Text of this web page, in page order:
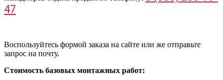
47
Воспользуйтесь формой заказа на сайте или же отправьте
запрос на почту.
Стоимость базовых монтажных работ: